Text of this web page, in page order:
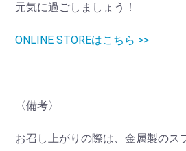
元気に過ごしましょう！
ONLINE STOREはこちら >>
〈備考〉
お召し上がりの際は、金属製のス